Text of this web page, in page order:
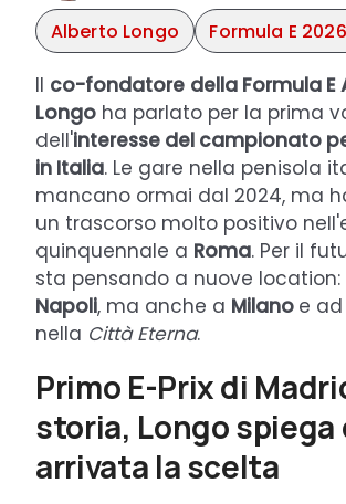
Alberto Longo
Formula E
Il co-fondatore della Formula E
Longo ha parlato per la prima
dell'interesse del campionato
in Italia. Le gare nella penisola
mancano ormai dal 2024, ma
un trascorso molto positivo
quinquennale a Roma. Per il
sta pensando a nuove
Napoli, ma anche a Milano e
nella Città Eterna.
Primo E-Prix di
storia, Longo spiega
arrivata la scelta